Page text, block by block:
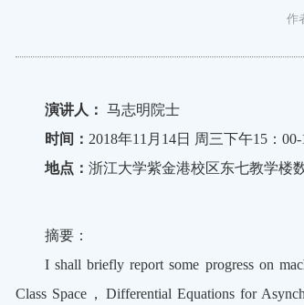
作
演讲人： 马志明院士
时间： 2018年11月14日 周三下午15：00-
地点： 浙江大学紫金港校区东七教学楼
摘要：
I shall briefly report some progress on
Class Space，Differential Equations for